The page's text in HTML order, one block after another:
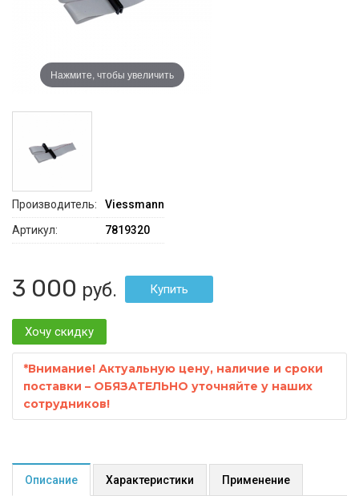
Нажмите, чтобы увеличить
Производитель:
Viessmann
Артикул:
7819320
3 000 руб.
Хочу скидку
*Внимание! Актуальную цену, наличие и сроки
поставки – ОБЯЗАТЕЛЬНО уточняйте у наших
сотрудников!
Описание Характеристики Применение